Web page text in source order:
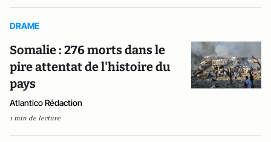
DRAME
Somalie : 276 morts dans le
pire attentat de l'histoire du
pays
Atlantico Rédaction
1 min de lecture